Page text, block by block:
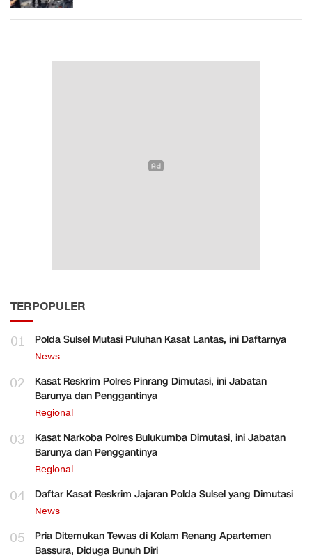
TERPOPULER
01 Polda Sulsel Mutasi Puluhan Kasat Lantas, ini Daftarnya
News
02
Kasat Reskrim Polres Pinrang Dimutasi, ini Jabatan
Barunya dan Penggantinya
Regional
03
Kasat Narkoba Polres Bulukumba Dimutasi, ini Jabatan
Barunya dan Penggantinya
Regional
04 Daftar Kasat Reskrim Jajaran Polda Sulsel yang Dimutasi
News
05
Pria Ditemukan Tewas di Kolam Renang Apartemen
Bassura, Diduga Bunuh Diri